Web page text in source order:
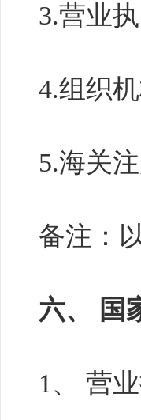
3.营业
4.组织
5.海关
备注：
六、 国
1、 营